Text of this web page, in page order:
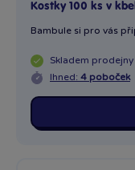
Kostky 100 ks v
Bambule si pro vás
Skladem prodejny
Ihned: 4 poboček